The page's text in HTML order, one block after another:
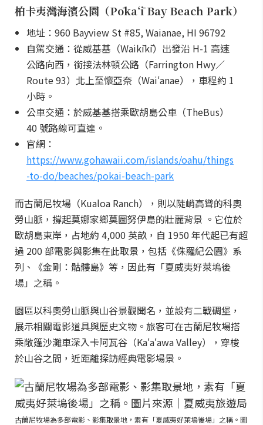
柏卡夷灣海濱公園（Pōkaʻī Bay Beach Park）
地址：960 Bayview St #85, Waianae, HI 96792
自駕交通：從威基基（Waikīkī）出發沿 H-1 高速
公路向西，銜接法林頓公路（Farrington Hwy／
Route 93）北上至懷亞奈（Waiʻanae），車程約 1
小時。
公車交通：於威基基搭乘歐胡島公車（TheBus）
40 號路線可直達。
官網：
https://www.gohawaii.com/islands/oahu/things
-to-do/beaches/pokai-beach-park
而古蘭尼牧場（Kualoa Ranch），則以陡峭高聳的科奧
勞山脈，撐起莫娜家鄉莫圖努伊島的壯麗背景 。它位於
歐胡島東岸，占地約 4,000 英畝，自 1950 年代起已有超
過 200 部電影與影集在此取景，包括《侏羅紀公園》系
列、《金剛：骷髏島》等，因此有「夏威夷好萊塢後
場」之稱。
園區以科奧勞山脈與山谷景觀聞名，並設有二戰碉堡，
展示相關電影道具與歷史文物。旅客可在古蘭尼牧場搭
乘敞篷沙灘車深入卡阿瓦谷（Kaʻaʻawa Valley），穿梭
於山谷之間，近距離探訪經典電影場景。
古蘭尼牧場為多部電影、影集取景地，素有「夏威夷好萊塢後場」之稱。圖